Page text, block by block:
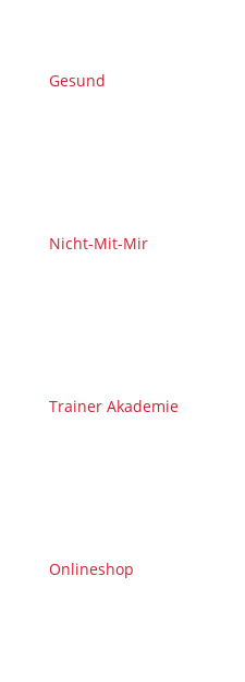
Gesund
Nicht-Mit-Mir
Trainer Akademie
Onlineshop